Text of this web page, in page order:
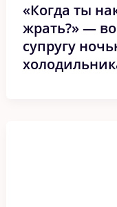
«Когда ты
жрать?» —
супругу